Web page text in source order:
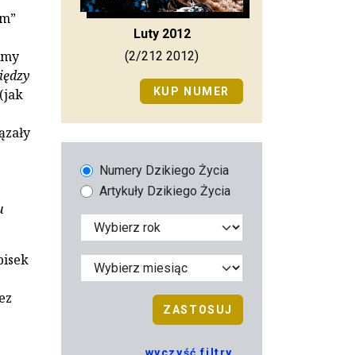
Luty 2012
(2/212 2012)
KUP NUMER
Numery Dzikiego Życia
Artykuły Dzikiego Życia
ZASTOSUJ